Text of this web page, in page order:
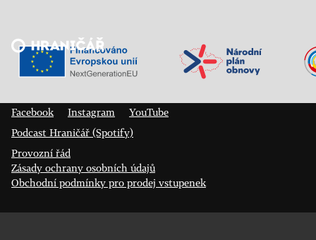
Veřejný sál Hraničář, spolek
Facebook
Instagram
YouTube
Podcast Hraničář (Spotify)
Provozní řád
Zásady ochrany osobních údajů
Obchodní podmínky pro prodej vstupenek